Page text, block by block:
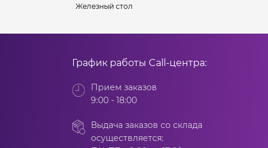
Железный стол
График работы Call-центра:
Прием заказов
9:00 - 18:00
Выдача заказов со склада
осуществляется: